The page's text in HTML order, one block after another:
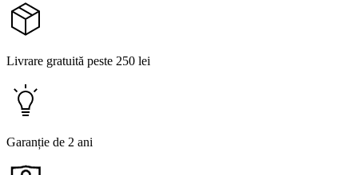
Livrare gratuită peste 250 lei
Garanție de 2 ani